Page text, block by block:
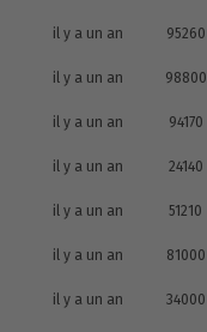
il y a un an 95260
il y a un an 98800
il y a un an 94170
il y a un an 24140
il y a un an 51210
il y a un an 81000
il y a un an 34000